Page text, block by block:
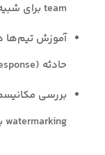
team برای شبیه‌سازی حملات.
آموزش تیم‌ها
حادثه (incident response).
watermarking برای حفاظت از مدل‌ها و داده‌ها.